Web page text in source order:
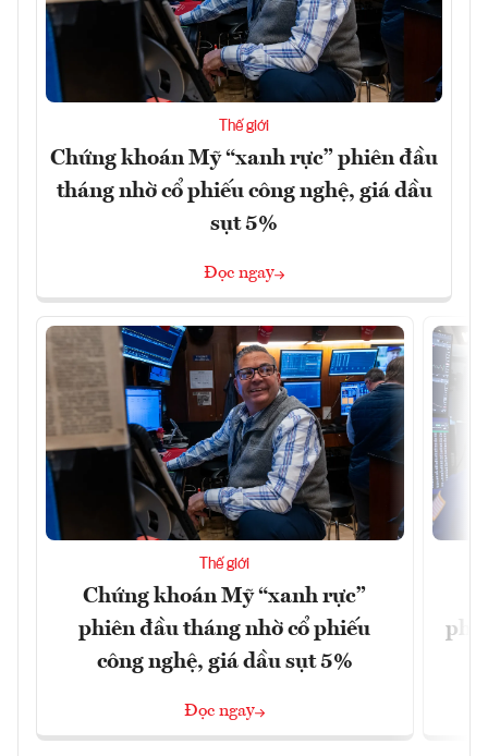
Thế giới
Chứng khoán Mỹ “xanh rực” phiên đầu
tháng nhờ cổ phiếu công nghệ, giá dầu
sụt 5%
Đọc ngay
Thế giới
Chứng khoán Mỹ “xanh rực”
phiên đầu tháng nhờ cổ phiếu
công nghệ, giá dầu sụt 5%
Đọc ngay